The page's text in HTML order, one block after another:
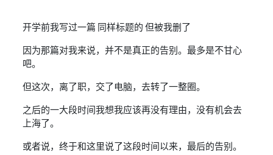
这种 绝望 每个漆黑深夜
腐蚀着未愈的伤口
仍在原地驻留
所有人都已经远走
霓虹灯无人路口
万籁悉数寂静后
或许 我只是一个傀儡
在必然结局前被迫落泪
开学前我写过一篇 同样标题的 但被我删了
因为那篇对我来说，并不是真正的告别。最多是不甘心
吧。
但这次，离了职，交了电脑，去转了一整圈。
之后的一大段时间我想我应该再没有理由，没有机会去
上海了。
或者说，终于和这里说了这段时间以来，最后的告别。